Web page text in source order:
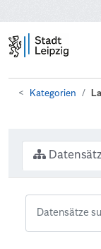
Kategorien